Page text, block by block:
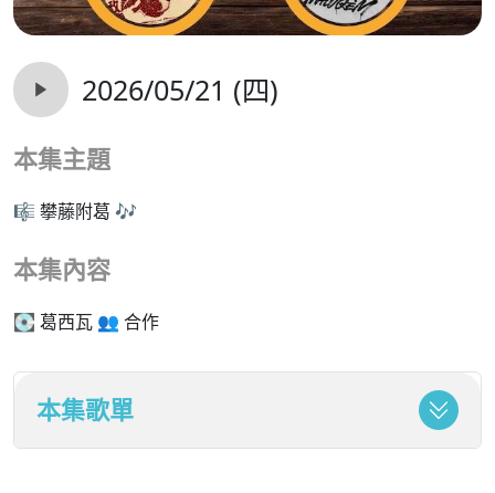
2026/05/21 (四)
本集主題
🎼 攀藤附葛 🎶
本集內容
💽 葛西瓦 👥 合作
本集歌單